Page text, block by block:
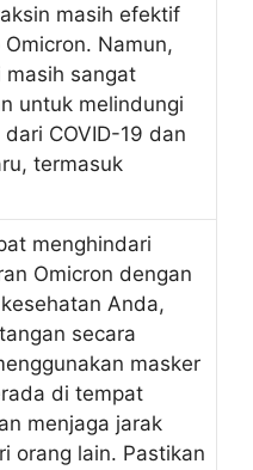
masih efektif
Namun,
masih sangat
untuk melindungi
COVID-19 dan
termasuk
menghindari
Omicron dengan
Anda,
secara
masker
di tempat
menjaga jarak
orang lain. Pastikan